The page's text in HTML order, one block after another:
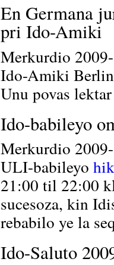
En Germana
pri Ido-Amiki
Merkurdio
Ido-Amiki Berlin
Unu povas
Ido-babileyo
Merkurdio
ULI-babileyo
21:00 til 22:00
sucesoza, kin
rebabilo ye la
Ido-Saluto